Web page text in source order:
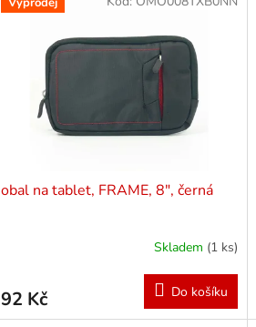
obal na tablet, FRAME, 8", černá
Skladem (1 ks)
92 Kč Do košíku